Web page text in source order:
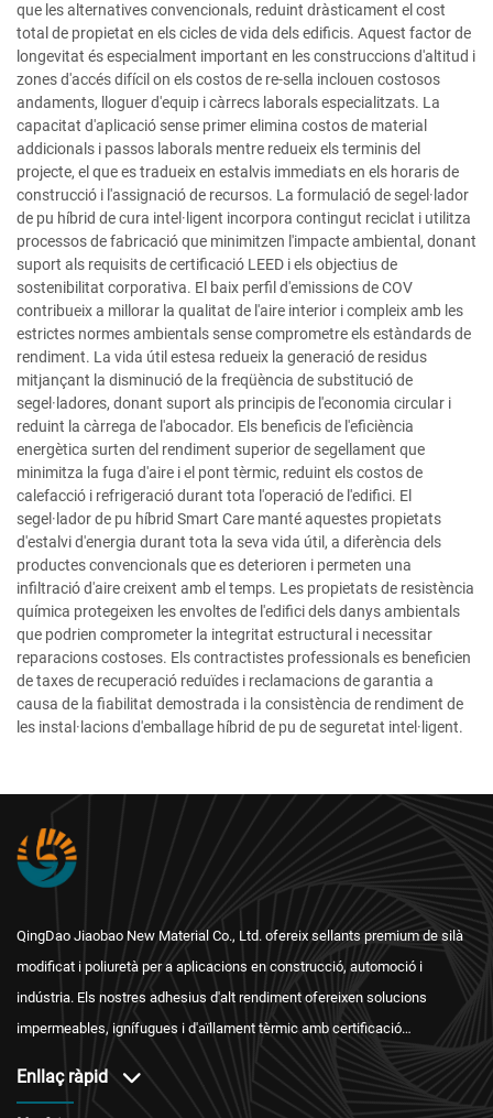
que les alternatives convencionals, reduint dràsticament el cost
total de propietat en els cicles de vida dels edificis. Aquest factor de
longevitat és especialment important en les construccions d'altitud i
zones d'accés difícil on els costos de re-sella inclouen costosos
andaments, lloguer d'equip i càrrecs laborals especialitzats. La
capacitat d'aplicació sense primer elimina costos de material
addicionals i passos laborals mentre redueix els terminis del
projecte, el que es tradueix en estalvis immediats en els horaris de
construcció i l'assignació de recursos. La formulació de segel·lador
de pu híbrid de cura intel·ligent incorpora contingut reciclat i utilitza
processos de fabricació que minimitzen l'impacte ambiental, donant
suport als requisits de certificació LEED i els objectius de
sostenibilitat corporativa. El baix perfil d'emissions de COV
contribueix a millorar la qualitat de l'aire interior i compleix amb les
estrictes normes ambientals sense comprometre els estàndards de
rendiment. La vida útil estesa redueix la generació de residus
mitjançant la disminució de la freqüència de substitució de
segel·ladores, donant suport als principis de l'economia circular i
reduint la càrrega de l'abocador. Els beneficis de l'eficiència
energètica surten del rendiment superior de segellament que
minimitza la fuga d'aire i el pont tèrmic, reduint els costos de
calefacció i refrigeració durant tota l'operació de l'edifici. El
segel·lador de pu híbrid Smart Care manté aquestes propietats
d'estalvi d'energia durant tota la seva vida útil, a diferència dels
productes convencionals que es deterioren i permeten una
infiltració d'aire creixent amb el temps. Les propietats de resistència
química protegeixen les envoltes de l'edifici dels danys ambientals
que podrien comprometer la integritat estructural i necessitar
reparacions costoses. Els contractistes professionals es beneficien
de taxes de recuperació reduïdes i reclamacions de garantia a
causa de la fiabilitat demostrada i la consistència de rendiment de
les instal·lacions d'emballage híbrid de pu de seguretat intel·ligent.
QingDao Jiaobao New Material Co., Ltd. ofereix sellants premium de silà
modificat i poliuretà per a aplicacions en construcció, automoció i
indústria. Els nostres adhesius d'alt rendiment ofereixen solucions
impermeables, ignífugues i d'aïllament tèrmic amb certificació
Enllaç ràpid